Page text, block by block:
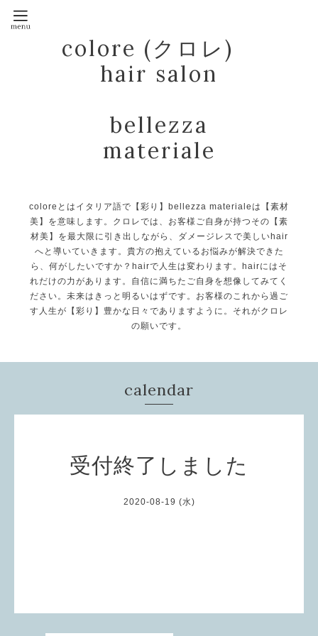
colore (クロレ)
hair salon
bellezza
materiale
coloreとはイタリア語で【彩り】bellezza materialeは【素材
美】を意味します。クロレでは、お客様ご自身が持つその【素
材美】を最大限に引き出しながら、ダメージレスで美しいhair
へと導いていきます。貴方の抱えているお悩みが解決できた
ら、何がしたいですか？hairで人生は変わります。hairにはそ
れだけの力があります。自信に満ちたご自身を想像してみてく
ださい。未来はきっと明るいはずです。お客様のこれから過ご
す人生が【彩り】豊かな日々でありますように。それがクロレ
の願いです。
calendar
受付終了しました
2020-08-19 (水)